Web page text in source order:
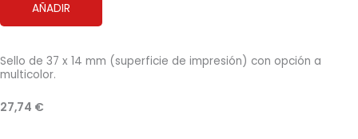
AÑADIR
Sello de 37 x 14 mm (superficie de impresión) con opción a
multicolor.
27,74 €